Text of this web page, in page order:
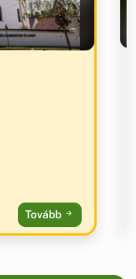
Tovább